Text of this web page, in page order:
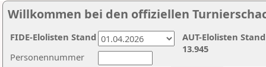
Willkommen bei den offiziellen
Personennummer
AUT-Elolisten
13.945
FIDE-Elolisten Stand